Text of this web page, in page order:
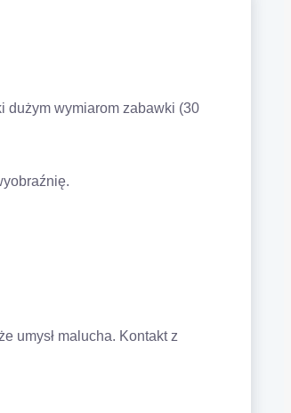
dużym wymiarom zabawki (30
umysł malucha. Kontakt z